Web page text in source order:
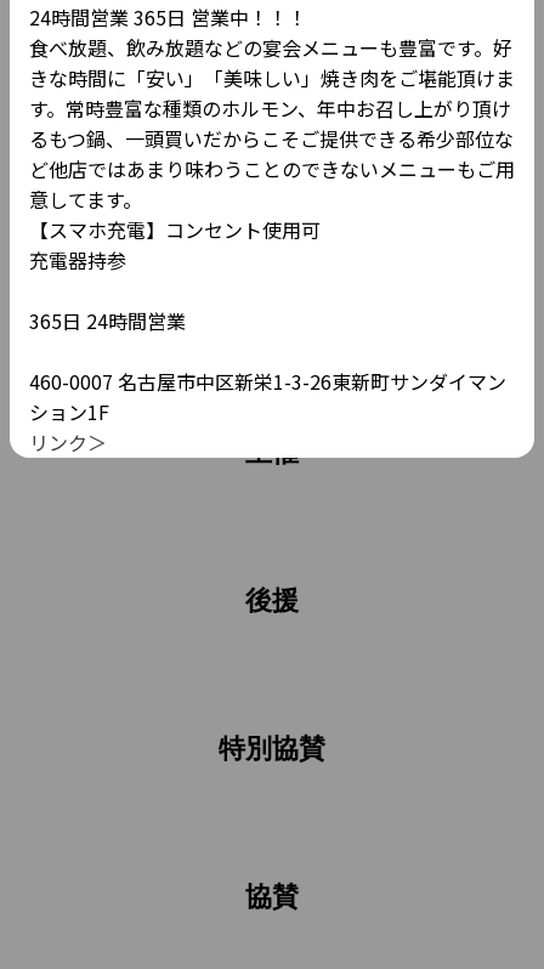
AU栄駅 AV
矢場町駅（4番/5番出
入口）
AW 新栄町駅（1番出入口） AX ドリームカプセル
MainLabo
24時間営業 365日 営業中！！！
食べ放題、飲み放題などの宴会メニューも豊富です。好
きな時間に「安い」「美味しい」焼き肉をご堪能頂けま
す。常時豊富な種類のホルモン、年中お召し上がり頂け
るもつ鍋、一頭買いだからこそご提供できる希少部位な
ど他店ではあまり味わうことのできないメニューもご用
意してます。
【スマホ充電】コンセント使用可
充電器持参
365日 24時間営業
460-0007 名古屋市中区新栄1-3-26東新町サンダイマン
ション1F
リンク＞
主催
後援
特別協賛
協賛